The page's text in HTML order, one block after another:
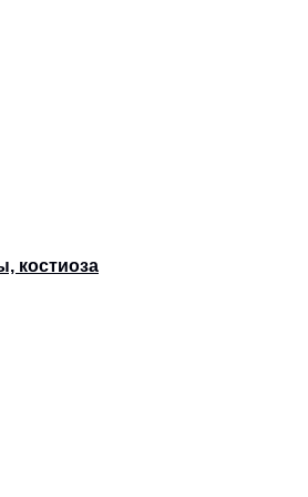
костиоза